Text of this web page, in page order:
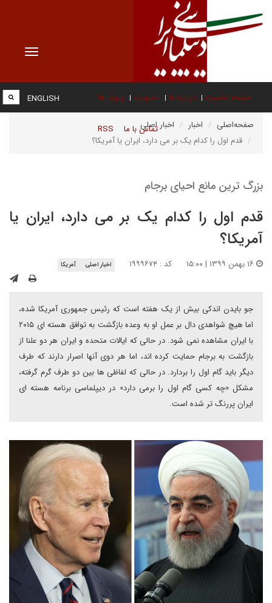
Toggle
صفحه نخست درباره ما عضویت پیوند ها
تماس با ما RSS
ENGLISH
صفحه‌اصلی اخبار
اخبار اصلی
قدم اول را کدام یک بر می دارد، ایران یا آمریکا؟
بزرگ ترین مانع احیای برجام
قدم اول را کدام یک بر می دارد، ایران یا
آمریکا؟
کد : ۱۹۹۹۶۷۴ اخبار اصلی آمریکا
جو بایدن اندکی بیش از یک هفته است که رئیس جمهوری آمریکا شده،
اما هیچ شواهدی دال بر عمل او به وعده بازگشت به توافق هسته ای ۲۰۱۵
با ایران مشاهده نمی شود. در حالی که ایالات متحده و ایران هر دو علنا از
بازگشت به برجام حمایت کرده اند، اما هر دوی آنها اصرار دارند که طرف
دیگر باید گام اول را بردارد. در حالی که لفاظی ها بین دو طرف گرم گرفته،
مشکل «چه کسی گام اول را برمی دارد» در دیپلماسی برنامه هسته ای
ایران پررنگ تر شده است.